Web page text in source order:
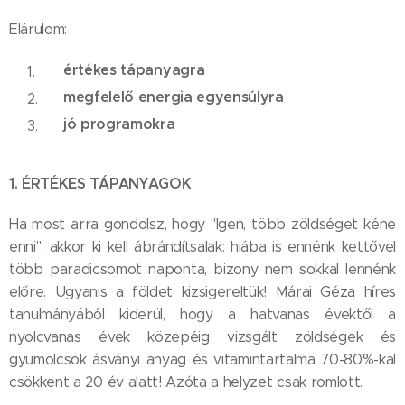
Elárulom:
értékes tápanyagra
megfelelő energia egyensúlyra
jó programokra
1. ÉRTÉKES TÁPANYAGOK
Ha most arra gondolsz, hogy "Igen, több zöldséget kéne
enni", akkor ki kell ábrándítsalak: hiába is ennénk kettővel
több paradicsomot naponta, bizony nem sokkal lennénk
előre. Ugyanis a földet kizsigereltük! Márai Géza híres
tanulmányából kiderül, hogy a hatvanas évektől a
nyolcvanas évek közepéig vizsgált zöldségek és
gyümölcsök ásványi anyag és vitamintartalma 70-80%-kal
csökkent a 20 év alatt! Azóta a helyzet csak romlott.